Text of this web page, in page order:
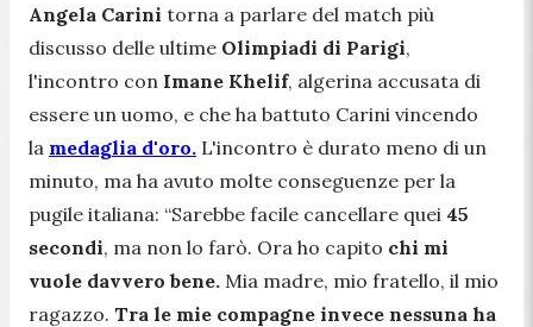
Angela Carini torna a parlare del match più
discusso delle ultime Olimpiadi di Parigi,
l'incontro con Imane Khelif, algerina accusata di
essere un uomo, e che ha battuto Carini vincendo
la medaglia d'oro. L'incontro è durato meno di un
minuto, ma ha avuto molte conseguenze per la
pugile italiana: “Sarebbe facile cancellare quei 45
secondi, ma non lo farò. Ora ho capito chi mi
vuole davvero bene. Mia madre, mio fratello, il mio
ragazzo. Tra le mie compagne invece nessuna ha